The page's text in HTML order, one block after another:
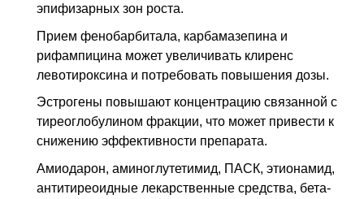
эпифизарных зон роста.
Прием фенобарбитала, карбамазепина и
рифампицина может увеличивать клиренс
левотироксина и потребовать повышения дозы.
Эстрогены повышают концентрацию связанной с
тиреоглобулином фракции, что может привести к
снижению эффективности препарата.
Амиодарон, аминоглутетимид, ПАСК, этионамид,
антитиреоидные лекарственные средства, бета-